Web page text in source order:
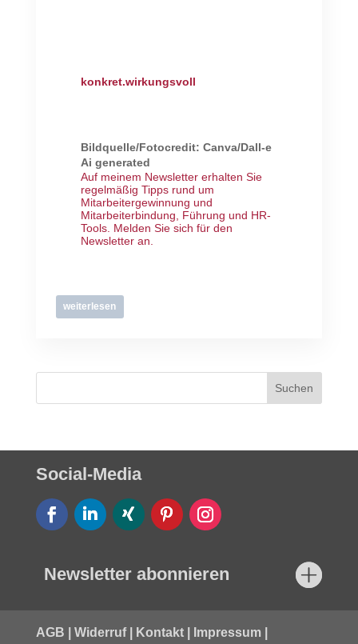
konkret.wirkungsvoll
Bildquelle/Fotocredit: Canva/Dall-e
Ai generated
Auf meinem Newsletter erhalten Sie
regelmäßig Tipps rund um
Mitarbeitergewinnung und
Mitarbeiterbindung, Führung und HR-
Tools. Melden Sie sich für den
Newsletter an
weiterlesen
Social-Media
Newsletter abonnieren
AGB Widerruf| Kontakt| Impressum|